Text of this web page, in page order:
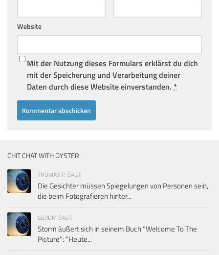
Website
Mit der Nutzung dieses Formulars erklärst du dich
mit der Speicherung und Verarbeitung deiner
Daten durch diese Website einverstanden. *
CHIT CHAT WITH OYSTER
THOMAS P. SAGT:
Die Gesichter müssen Spiegelungen von Personen sein,
die beim Fotografieren hinter...
GERDM SAGT:
Storm äußert sich in seinem Buch "Welcome To The
Picture": "Heute...